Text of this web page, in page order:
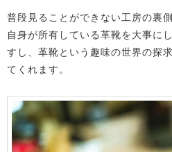
普段見ることができない工房の裏
自身が所有している革靴を大事に
すし、革靴という趣味の世界の探
てくれます。